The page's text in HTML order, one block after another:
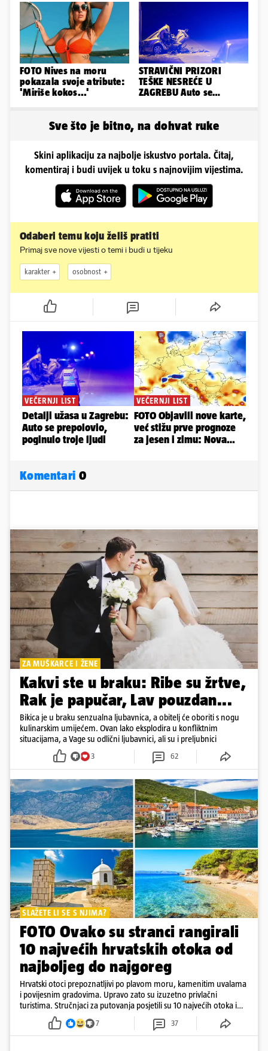
smeta
FOTO Nives na moru
pokazala svoje atribute:
'Miriše kokos...'
STRAVIČNI PRIZORI
TEŠKE NESREĆE U
ZAGREBU Auto se
Sve što je bitno, na dohvat ruke
Skini aplikaciju za najbolje iskustvo portala. Čitaj,
komentiraj i budi uvijek u toku s najnovijim vijestima.
Odaberi temu koju želiš pratiti
Primaj sve nove vijesti o temi i budi u tijeku
karakter osobnost
Komentari 0
ZA MUŠKARCE I ŽENE
Kakvi ste u braku: Ribe su žrtve,
Rak je papučar, Lav pouzdan...
Bikica je u braku senzualna ljubavnica, a obitelj će oboriti s nogu
kulinarskim umijećem. Ovan lako eksplodira u konfliktnim
situacijama, a Vage su odlični ljubavnici, ali su i preljubnici
3 62
SLAŽETE LI SE S NJIMA?
FOTO Ovako su stranci rangirali
10 najvećih hrvatskih otoka od
najboljeg do najgoreg
Hrvatski otoci prepoznatljivi po plavom moru, kamenitim uvalama
i povijesnim gradovima. Upravo zato su izuzetno privlačni
turistima. Stručnjaci za putovanja posjetili su 10 najvećih otoka i
rangirali ih
7 37